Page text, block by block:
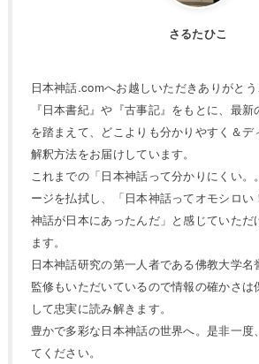
さるたひこ
日本神話.comへお越しいただきありがとう
『日本書紀』や『古事記』をもとに、最
を踏まえて、どこよりも分かりやすく＆
解釈方法をお届けしています。
これまでの「日本神話って分かりにくい。
ージを払拭し、「日本神話ってオモシロい
神話が日本にあったんだ」と感じていただ
ます。
日本神話研究の第一人者である佛教大学
監修もいただいているので情報の確かさは
して忠実に読み解きます。
豊かで多彩な日本神話の世界へ。是非一
てください。